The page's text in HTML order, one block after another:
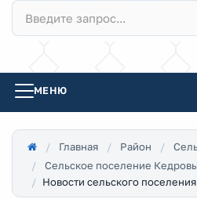
МЕНЮ
Главная Район
Сельское поселение
Новости сельского